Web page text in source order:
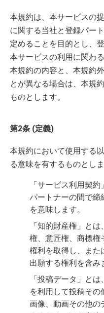
本規約は、本サービスの
に関する当社と登録パー
定めることを目的とし、
本サービスの利用に関わ
本規約の内容と、本規約
とが異なる場合は、本規
ものとします。
第2条 (定義)
本規約において使用する
る意味を有するものとしま
「サービス利用契
パートナーの間で締
を意味します。
「知的財産権」と
権、意匠権、商標権
権利を取得し、また
出願する権利を含み
「投稿データ」と
を利用して投稿その
画像、動画その他の